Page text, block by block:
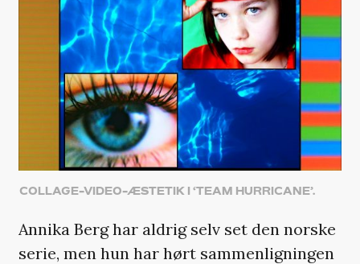
COLLAGE-VIDEO-ÆSTETIK I ‘TEAM HURRICANE’.
Annika Berg har aldrig selv set den norske
serie, men hun har hørt sammenligningen